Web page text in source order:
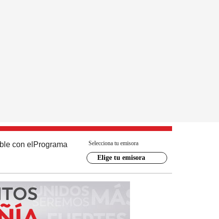
con el Programa Selecciona tu emisora
Elige tu emisora